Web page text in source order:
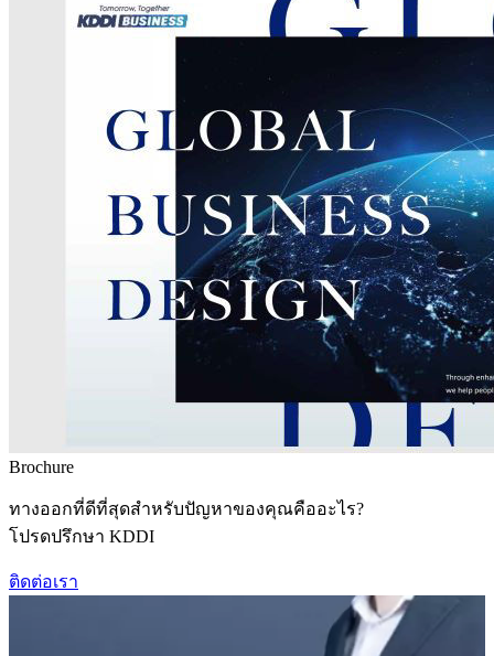
Brochure
ทางออกที่ดีที่สุดสำหรับปัญหาของคุณคืออะไร?
โปรดปรึกษา KDDI
ติดต่อเรา